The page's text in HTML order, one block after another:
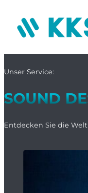
Unser Service:
SOUND
Entdecken Sie die